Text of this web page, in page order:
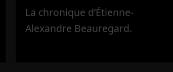
La chronique d’Étienne-
Alexandre Beauregard.